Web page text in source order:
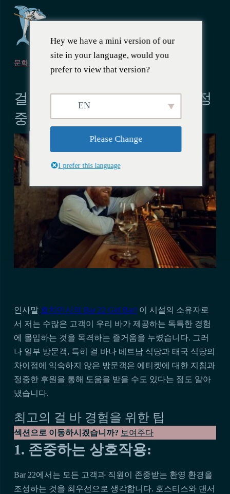
문화, 나이트라이프
2024년 2월 11일
걸 바 탐색: 바 22의 에티켓과 정
중한 후원 가이드
인사말 호치민시의 Bar 22 Girl Bar! 이 시설의 소유자로
서 저는 수많은 고객이 우리 바가 제공하는 독특한 경험
에 몰입하는 것을 목격하는 즐거움을 누렸습니다. 그러
나 일부 방문객, 특히 걸 바나 베트남 식당과 태국 식당의
차이점에 익숙하지 않은 방문객은 에티켓에 대한 지침과
정중한 후원을 통해 도움을 받을 수도 있다는 점도 알아
냈습니다.
최고의 걸 바 경험을 위한 팁
섹션으로 이동하시겠습니까? 보여주다
1. 존중하는 상호작용:
Bar 22에서는 모든 고객과 직원이 존중받는 환영 환경을
조성하는 것을 최우선으로 생각합니다. 호스티스와 댄서
Hey we have a mini version of our
site in your language, would you
prefer to view that version?
EN
Please Change
I prefer this language